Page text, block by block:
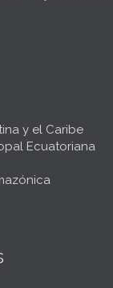
y el Caribe
Ecuatoriana